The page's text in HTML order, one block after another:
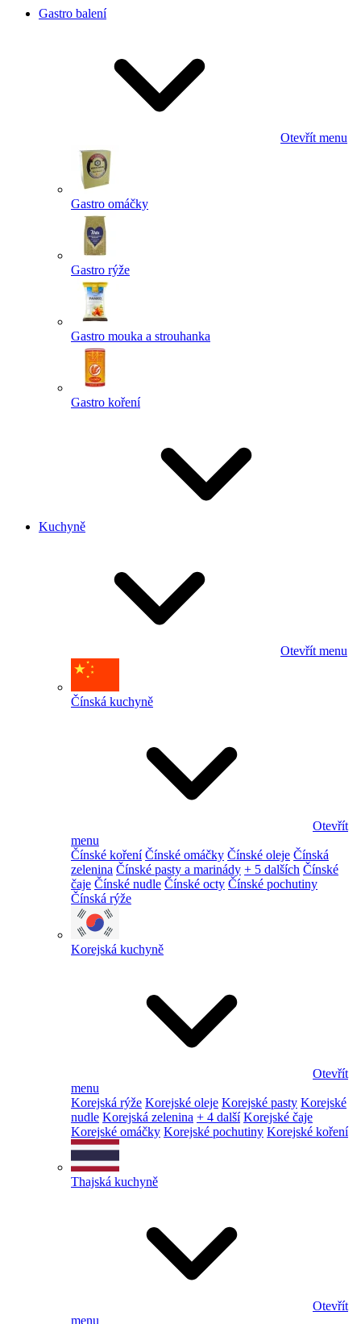
Gastro balení
Otevřít menu
Gastro omáčky
Gastro rýže
Gastro mouka a strouhanka
Gastro koření
Kuchyně
Otevřít menu
Čínská kuchyně
Otevřít
menu
Čínské koření Čínské omáčky Čínské oleje Čínská
zelenina Čínské pasty a marinády + 5 dalších Čínské
čaje Čínské nudle Čínské octy Čínské pochutiny
Čínská rýže
Korejská kuchyně
Otevřít
menu
Korejská rýže Korejské oleje Korejské pasty Korejské
nudle Korejská zelenina + 4 další Korejské čaje
Korejské omáčky Korejské pochutiny Korejské koření
Thajská kuchyně
Otevřít
menu